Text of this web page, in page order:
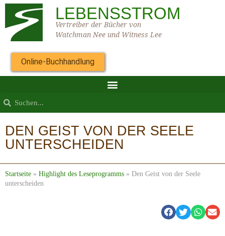
LEBENSSTROM
Vertreiber der Bücher von
Watchman Nee und Witness Lee
Online-Buchhandlung
DEN GEIST VON DER SEELE
UNTERSCHEIDEN
Startseite » Highlight des Leseprogramms » Den Geist von der Seele
unterscheiden